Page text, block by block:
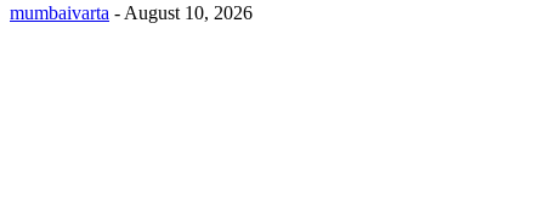
mumbaivarta - August 10, 2026